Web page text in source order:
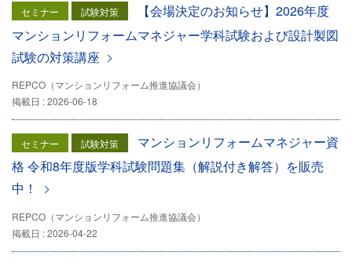
セミナー 試験対策
【会場決定のお知らせ】2026年度
マンションリフォームマネジャー学科試験および設計製図
試験の対策講座
REPCO（マンションリフォーム推進協議会）
掲載日 : 2026-06-18
セミナー 試験対策
マンションリフォームマネジャー資
格 令和8年度版学科試験問題集（解説付き解答）を販売
中！
REPCO（マンションリフォーム推進協議会）
掲載日 : 2026-04-22